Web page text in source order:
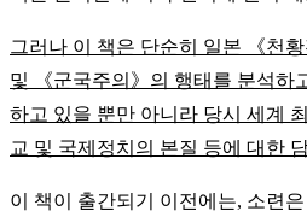
그러나 이 책은 단순히 일본 《천
및 《군국주의》의 행태를 분석하
하고 있을 뿐만 아니라 당시 세계
교 및 국제정치의 본질 등에 대한
이 책이 출간되기 이전에는, 소련